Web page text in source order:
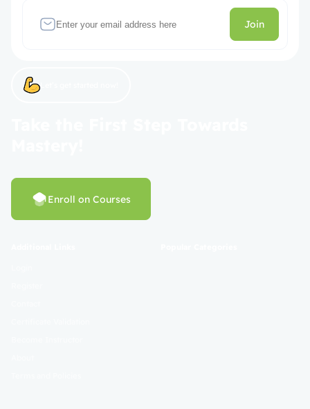
Join
Enroll on Courses